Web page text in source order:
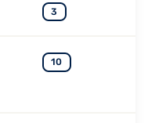
3
10